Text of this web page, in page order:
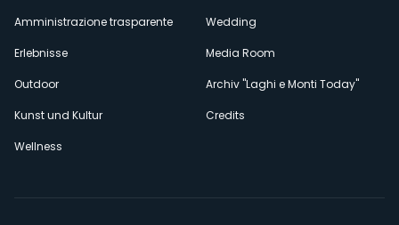
Amministrazione trasparente
Erlebnisse
Outdoor
Kunst und Kultur
Wellness
Wedding
Media Room
Archiv "Laghi e Monti Today"
Credits